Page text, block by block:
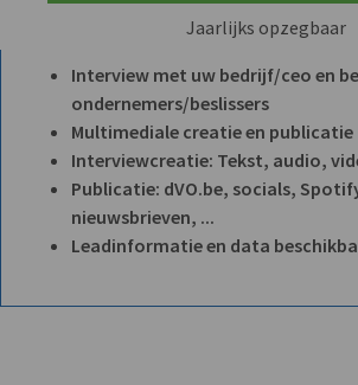
Jaarlijks opzegbaar
Interview met uw bedrijf/ceo en
ondernemers/beslissers
Multimediale creatie en publicatie
Interviewcreatie: Tekst, audio,
Publicatie: dVO.be, socials,
nieuwsbrieven, ...
Leadinformatie en data